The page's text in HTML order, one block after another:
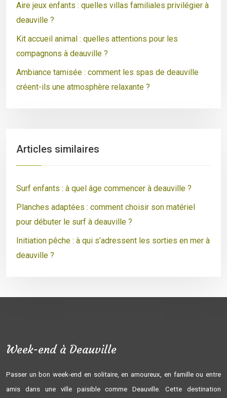
Aire jeux enfants : quelles villas familiales privilégier à
deauville ?
Kit accueil animal : quelles attentions pour les
compagnons à deauville ?
Ambiance tamisée : comment les spas de deauville
créent-ils une atmosphère relaxante ?
Articles similaires
Surf enfants : à quel âge commencer à deauville ?
Planches adaptées : comment choisir son matériel
pour débuter le surf à deauville ?
Initiation pêche : à qui s’adressent les sorties en mer à
deauville ?
Week-end à Deauville
Passer un bon week-end en solitaire, en amoureux, en famille ou entre
amis dans une ville paisible comme Deauville. Cette destination